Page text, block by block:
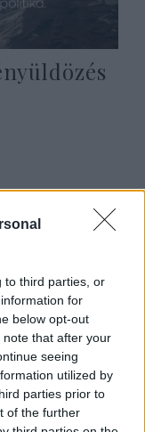
to third parties, or
for
below opt-out
that after your
seeing
utilized by
parties prior to
of the further
a
Krisztina Koenen